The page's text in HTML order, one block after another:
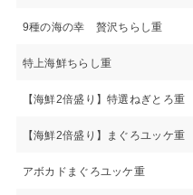
9種の海の幸 贅沢ちらし重
特上海鮮ちらし重
【海鮮2倍盛り】特選ねぎとろ重
【海鮮2倍盛り】まぐろユッケ重
アボカドまぐろユッケ重